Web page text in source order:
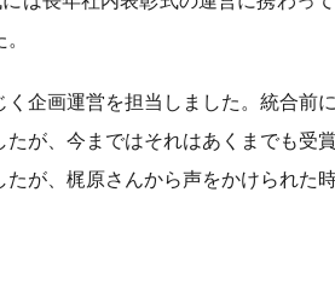
企画運営を担当しました。統合前
が、今まではそれはあくまでも受
が、梶原さんから声をかけられた